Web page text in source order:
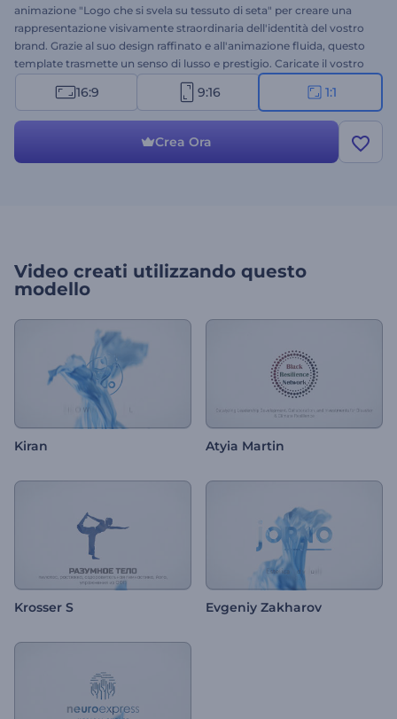
animazione "Logo che si svela su tessuto di seta" per creare una
rappresentazione visivamente straordinaria dell'identità del vostro
brand. Grazie al suo design raffinato e all'animazione fluida, questo
template trasmette un senso di lusso e prestigio. Caricate il vostro
logo, inserite il vostro slogan e guardatelo svelarsi con grazia
attraverso il delicato tessuto di seta. Perfetto per introduzioni o
molti altri progetti simili. Provatelo subito!
16:9 9:16 1:1
Crea Ora
Video creati utilizzando questo
modello
Kiran Atyia Martin
Krosser S Evgeniy Zakharov